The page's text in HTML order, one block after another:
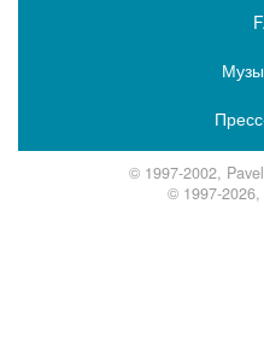
© 1997-2002,
© 1997-2026,